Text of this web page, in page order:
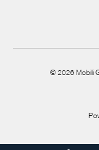
© 2026 Mobili